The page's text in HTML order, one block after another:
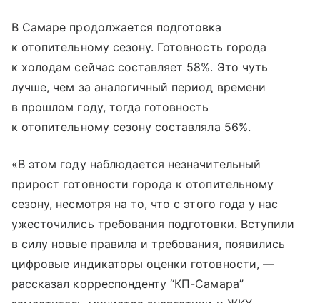
В Самаре продолжается подготовка
к отопительному сезону. Готовность города
к холодам сейчас составляет 58%. Это чуть
лучше, чем за аналогичный период времени
в прошлом году, тогда готовность
к отопительному сезону составляла 56%.
«В этом году наблюдается незначительный
прирост готовности города к отопительному
сезону, несмотря на то, что с этого года у нас
ужесточились требования подготовки. Вступили
в силу новые правила и требования, появились
цифровые индикаторы оценки готовности, —
рассказал корреспонденту “КП-Самара”